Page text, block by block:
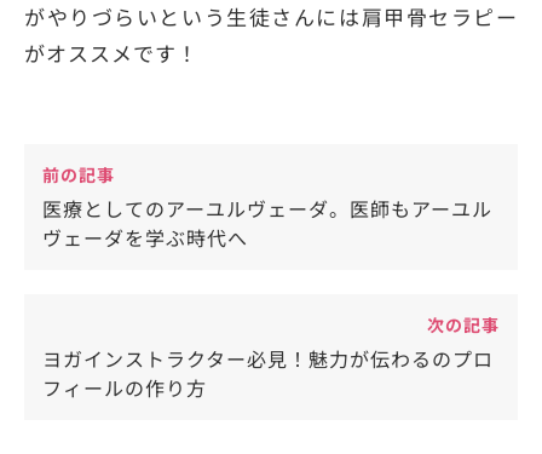
がやりづらいという生徒さんには肩甲骨セラピー
がオススメです！
前の記事
医療としてのアーユルヴェーダ。医師もアーユル
ヴェーダを学ぶ時代へ
次の記事
ヨガインストラクター必見！魅力が伝わるのプロ
フィールの作り方